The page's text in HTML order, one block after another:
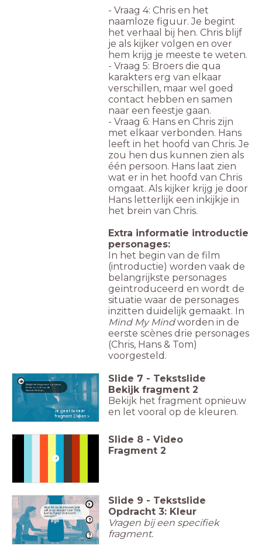
- Vraag 4: Chris en het
naamloze figuur. Je begint
het verhaal bij hen. Chris blijf
je als kijker volgen en over
hem krijg je meeste te weten.
- Vraag 5: Broers die qua
karakters erg van elkaar
verschillen, maar wel goed
contact hebben en samen
naar een feestje gaan.
- Vraag 6: Hans en Chris zijn
met elkaar verbonden. Hans
leeft in het hoofd van Chris. Je
zou hen dus kunnen zien als
één persoon. Hans laat zien
wat er in het hoofd van Chris
omgaat. Als kijker krijg je door
Hans letterlijk een inkijkje in
het brein van Chris.
Extra informatie introductie
personages:
In het begin van de film
(introductie) worden vaak de
belangrijkste personages
geïntroduceerd en wordt de
situatie waar de personages
inzitten duidelijk gemaakt. In
Mind My Mindworden in de
eerste scènes drie personages
(Chris, Hans & Tom)
voorgesteld.
Je gaat nu naar
fragment 2 kijken >
Bekijk het fragment opnieuw
en let vooral op de
kleuren.&nbsp;
Slide 7 - Tekstslide
Bekijk fragment 2
Bekijk het fragment opnieuw
en let vooral op de kleuren.
0 Slide 8 - Video
Fragment 2
Als je let op de kleuren, wat
valt je op als kijkt naar Chris
&amp; Hans? Wat komt
overeen?
Slide 9 - Tekstslide
Opdracht 3: Kleur
Vragen bij een specifiek
fragment.